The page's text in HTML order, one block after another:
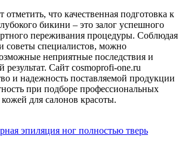
отметить, что качественная подготовка к
бикини – это залог успешного
переживания процедуры. Соблюдая
советы специалистов, можно
неприятные последствия и
Сайт cosmoprofi-one.ru
и надежность поставляемой продукции
при подборе профессиональных
кожей для салонов красоты.
эпиляция ног полностью тверь